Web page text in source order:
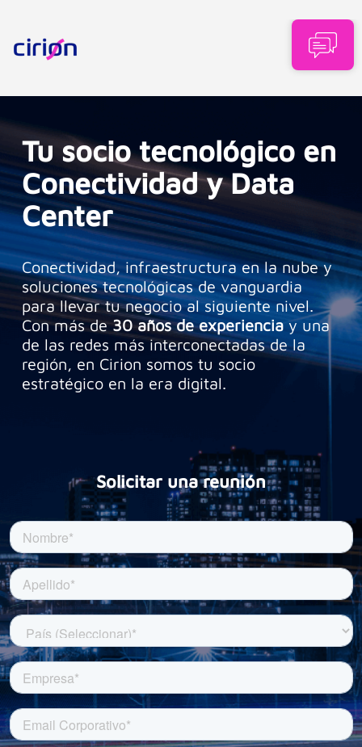
Tu socio tecnológico en
Conectividad y Data
Center
Conectividad, infraestructura en la nube y
soluciones tecnológicas de vanguardia
para llevar tu negocio al siguiente nivel.
Con más de30 años de experienciay una
de las redes más interconectadas de la
región, en Cirion somos tu socio
estratégico en la era digital.
Solicitar una reunión